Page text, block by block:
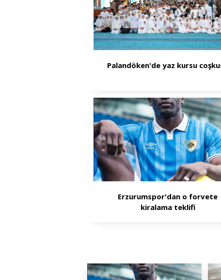
Palandöken'de yaz kursu
Erzurumspor'dan o forvete
kiralama teklifi